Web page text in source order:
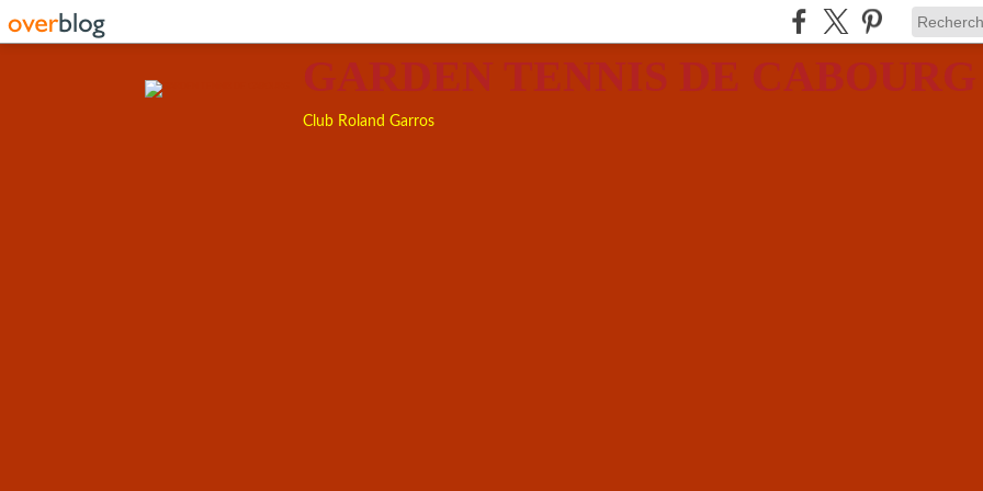
GARDEN TENNIS DE CABOURG
Club Roland Garros